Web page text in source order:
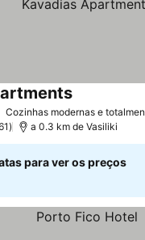
Cozinhas modernas e
a 0.3 km de Vasiliki
para ver os preços